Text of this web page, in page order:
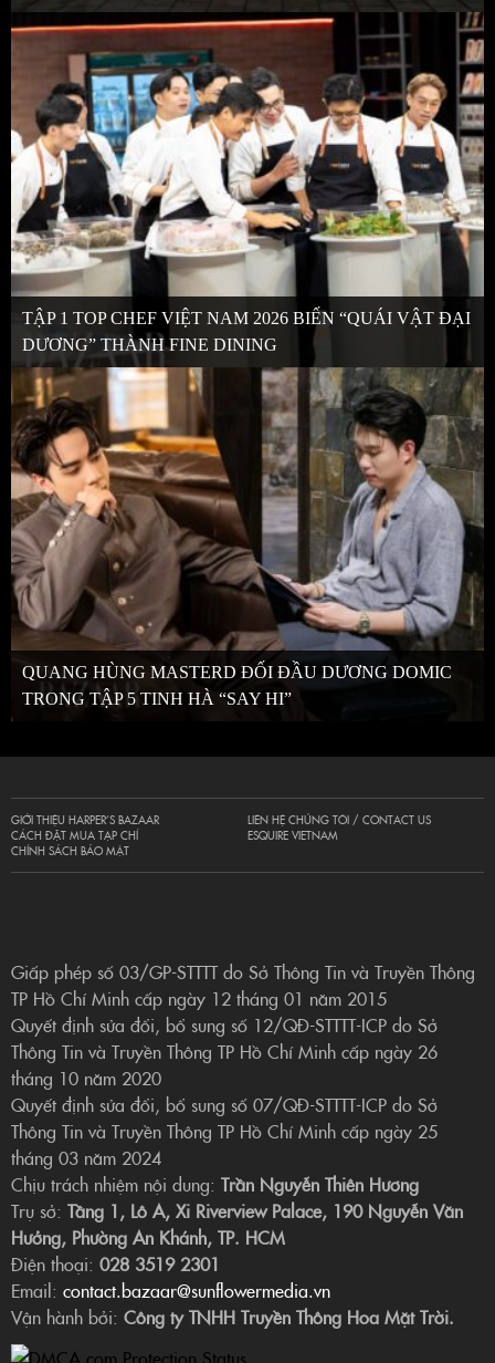
TẬP 1 TOP CHEF VIỆT NAM 2026 BIẾN “QUÁI VẬT ĐẠI
DƯƠNG” THÀNH FINE DINING
QUANG HÙNG MASTERD ĐỐI ĐẦU DƯƠNG DOMIC
TRONG TẬP 5 TINH HÀ “SAY HI”
GIỚI THIỆU HARPER’S BAZAAR
CÁCH ĐẶT MUA TẠP CHÍ
CHÍNH SÁCH BẢO MẬT
LIÊN HỆ CHÚNG TÔI / CONTACT US
ESQUIRE VIETNAM
Giấp phép số 03/GP-STTTT do Sở Thông Tin và Truyền Thông
TP Hồ Chí Minh cấp ngày 12 tháng 01 năm 2015
Quyết định sửa đổi, bổ sung số 12/QĐ-STTTT-ICP do Sở
Thông Tin và Truyền Thông TP Hồ Chí Minh cấp ngày 26
tháng 10 năm 2020
Quyết định sửa đổi, bổ sung số 07/QĐ-STTTT-ICP do Sở
Thông Tin và Truyền Thông TP Hồ Chí Minh cấp ngày 25
tháng 03 năm 2024
Chịu trách nhiệm nội dung: Trần Nguyễn Thiên Hương
Trụ sở: Tầng 1, Lô A, Xi Riverview Palace, 190 Nguyễn Văn
Hưởng, Phường An Khánh, TP. HCM
Điện thoại: 028 3519 2301
Email: contact.bazaar@sunflowermedia.vn
Vận hành bởi: Công ty TNHH Truyền Thông Hoa Mặt Trời.